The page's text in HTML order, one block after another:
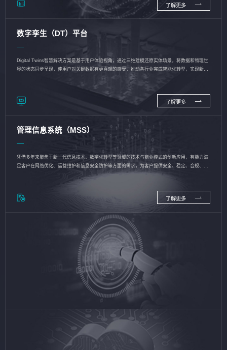
了解更多
数字孪生（DT）平台
Digital Twins智慧解决方案是基于用户体验视角，通过三维建模还原实体场景，将数据和物理世
界的状态同步呈现，使用户对关键数据有更直观的感受，推动各行业完成智能化转型，实现新旧
了解更多
管理信息系统（MSS）
凭借多年来聚焦于新一代信息技术、数字化转型等领域的技术与商业模式的创新应用，有能力满
足客户在网络优化、运营维护和信息安全防护等方面的需求，为客户提供安全、稳定、合规、持
了解更多